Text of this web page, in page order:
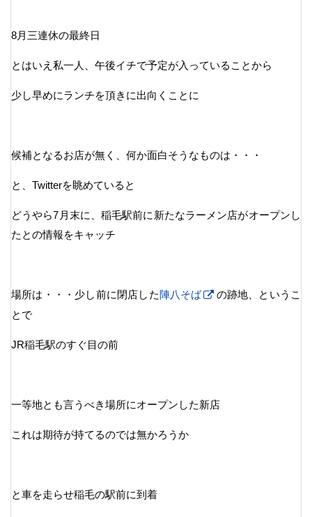
8月三連休の最終日
とはいえ私一人、午後イチで予定が入っていることから
少し早めにランチを頂きに出向くことに
候補となるお店が無く、何か面白そうなものは・・・
と、Twitterを眺めていると
どうやら7月末に、稲毛駅前に新たなラーメン店がオープンし
たとの情報をキャッチ
場所は・・・少し前に閉店した陣八そば
の跡地、というこ
とで
JR稲毛駅のすぐ目の前
一等地とも言うべき場所にオープンした新店
これは期待が持てるのでは無かろうか
と車を走らせ稲毛の駅前に到着